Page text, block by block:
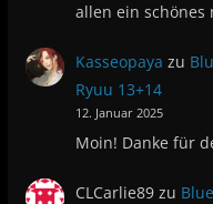
allen ein schönes
Kasseopaya zu
Ryuu 13+14
12. Januar 2025
Moin! Danke für
CLCarlie89 zu